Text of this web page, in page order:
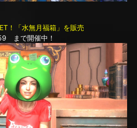
！「水無月福箱」を販売
まで開催中！